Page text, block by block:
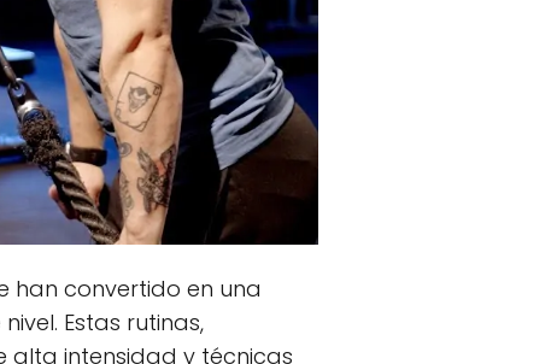
han convertido en una
Estas rutinas,
alta intensidad y técnicas